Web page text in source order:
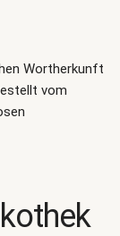
Wortherkunft
vom